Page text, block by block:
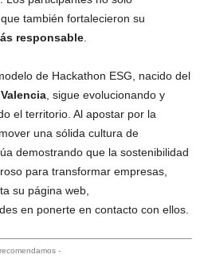
también fortalecieron su
responsable.
de Hackathon ESG, nacido del
, sigue evolucionando y
el territorio. Al apostar por la
una sólida cultura de
demostrando que la sostenibilidad
para transformar empresas,
su página web,
en ponerte en contacto con ellos.
-